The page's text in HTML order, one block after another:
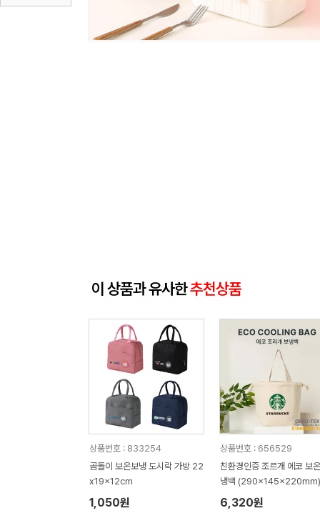
이 상품과 유사한추천상품
상품번호 : 833254
곰돌이 보온보냉 도시락 가방 22
x19x12cm
1,050원
상품번호 : 656529
친환경인증 조르개 에코 보
냉백 (290x145x220mm)
6,320원